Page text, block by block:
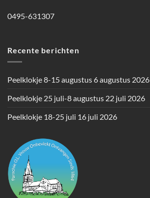
0495-631307
Recente berichten
Peelklokje 8-15 augustus 6 augustus 2026
Peelklokje 25 juli-8 augustus 22 juli 2026
Peelklokje 18-25 juli 16 juli 2026